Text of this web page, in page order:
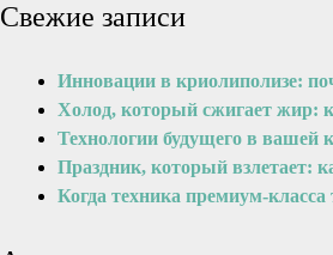
Свежие записи
Инновации в криолиполизе:
Холод, который сжигает жир:
Технологии будущего в вашей
Праздник, который взлетает:
Когда техника премиум-